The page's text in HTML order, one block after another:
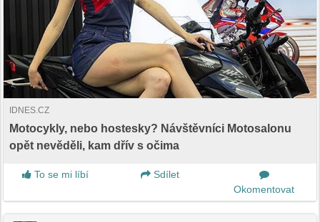
IDNES.CZ
Motocykly, nebo hostesky? Návštěvníci Motosalonu
opět nevěděli, kam dřív s očima
To se mi líbí
Sdílet
Okomentovat